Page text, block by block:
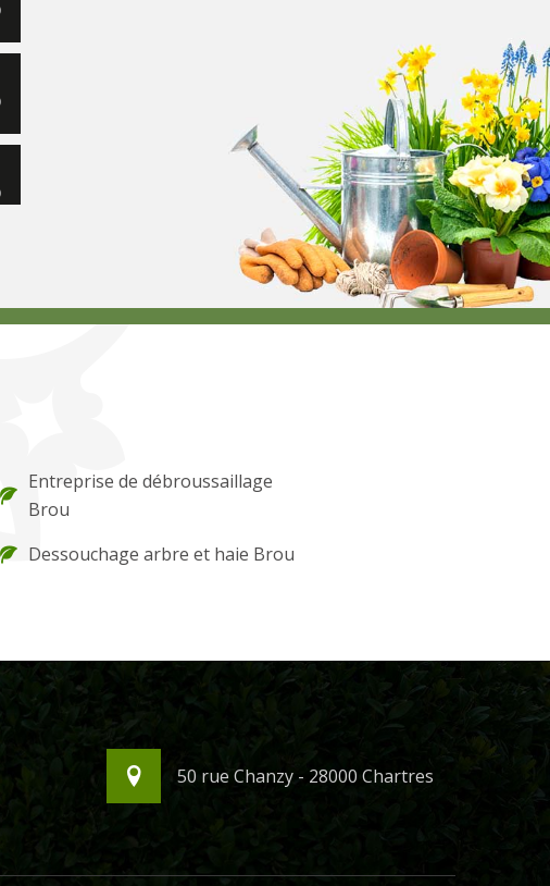
Entreprise de débroussaillage
Brou
Dessouchage arbre et haie Brou
50 rue Chanzy - 28000 Chartres